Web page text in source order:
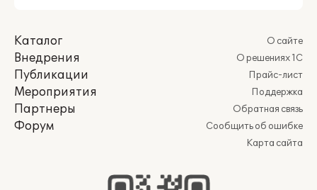
Каталог
Внедрения
Публикации
Мероприятия
Партнеры
Форум
О сайте
О решениях 1С
Прайс-лист
Поддержка
Обратная связь
Сообщить об ошибке
Карта сайта